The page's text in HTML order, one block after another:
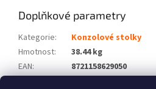
Doplňkové parametry
Kategorie:
Konzolové stolky
Hmotnost:
38.44 kg
EAN:
8721158629050